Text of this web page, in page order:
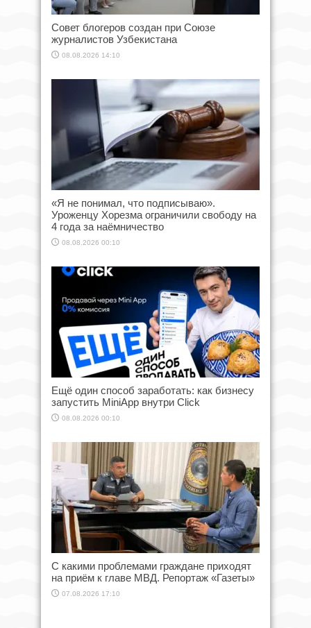
Совет блогеров создан при Союзе
журналистов Узбекистана
08.08.2026 14:10
«Я не понимал, что подписываю».
Уроженцу Хорезма ограничили свободу на
4 года за наёмничество
08.08.2026 00:10
Ещё один способ заработать: как бизнесу
запустить MiniApp внутри Click
08.08.2026 00:10
С какими проблемами граждане приходят
на приём к главе МВД. Репортаж «Газеты»
07.08.2026 17:10